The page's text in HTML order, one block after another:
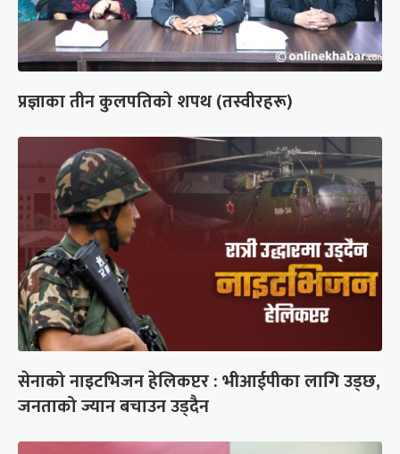
प्रज्ञाका तीन कुलपतिको शपथ (तस्वीरहरू)
सेनाको नाइटभिजन हेलिकप्टर : भीआईपीका लागि उड्छ,
जनताको ज्यान बचाउन उड्दैन